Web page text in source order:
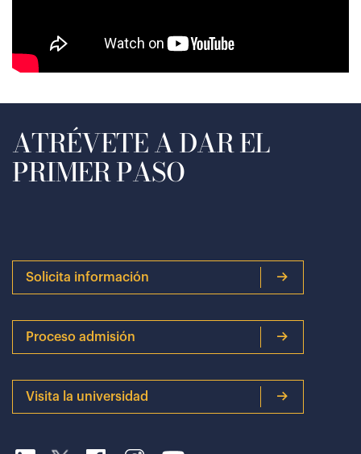
ATRÉVETE A DAR EL
PRIMER PASO
Solicita información
Proceso admisión
Visita la universidad